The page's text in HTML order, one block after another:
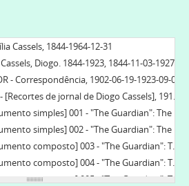
Cassels, 1844-1964-12-31
Diogo. 1844-1923, 1844-11-03-1927-08-22
- Correspondência, 1902-06-19-1923-09-07
de jornal de Diogo Cassels], 1911-02-10-1923-09-07
simples] 001 - "The Guardian": The Lusitanian Church - Election of a Bishop, 1922-09-29
simples] 002 - "The Guardian": The Lusitanian Church, 1923-09-07
003 - "The Guardian": The Lusitanian Church, Catholic, Apostolic, Evangelical; The Church Abroad. Progress of the Lusitanian Church, 1922-03-03
004 - "The Guardian": The Lusitanian Church, Catholic, Apostolic, Evangelical; A Lusitanian memorial service from a correspondant, 1921-04-29-1921-09-16
composto] 005 - "The Guardian": The Lusitanian Church, 1911-02-10